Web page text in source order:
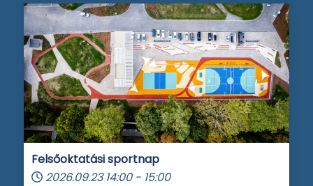
Felsőoktatási sportnap
2026.09.23 14:00 - 15:00